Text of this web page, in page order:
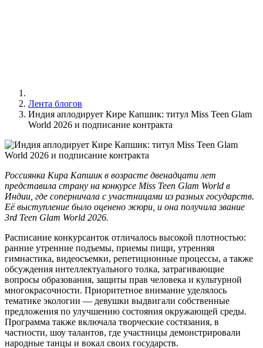
Лента блогов
Индия аплодирует Кире Капшик: титул Miss Teen Glam
World 2026 и подписание контракта
Россиянка Кира Капшик в возрасте двенадцати лет
представила страну на конкурсе Miss Teen Glam World в
Индии, где соперничала с участницами из разных государств.
Её выступление было оценено жюри, и она получила звание
3rd Teen Glam World 2026.
Расписание конкурсанток отличалось высокой плотностью:
ранние утренние подъемы, приемы пищи, утренняя
гимнастика, видеосъемки, репетиционные процессы, а также
обсуждения интеллектуального толка, затрагивающие
вопросы образования, защиты прав человека и культурной
многокрасочности. Приоритетное внимание уделялось
тематике экологии — девушки выдвигали собственные
предложения по улучшению состояния окружающей среды.
Программа также включала творческие состязания, в
частности, шоу талантов, где участницы демонстрировали
народные танцы и вокал своих государств.